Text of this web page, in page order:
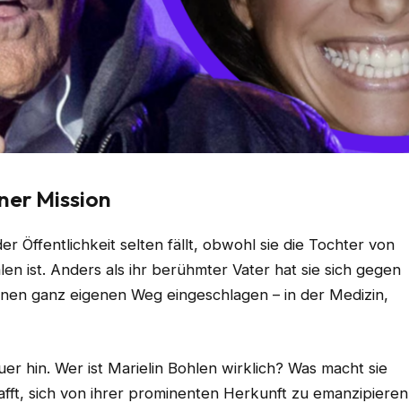
Mission
Öffentlichkeit selten fällt, obwohl sie die Tochter von
ist. Anders als ihr berühmter Vater hat sie sich gegen
ganz eigenen Weg eingeschlagen – in der Medizin,
hin. Wer ist Marielin Bohlen wirklich? Was macht sie
sich von ihrer prominenten Herkunft zu emanzipieren